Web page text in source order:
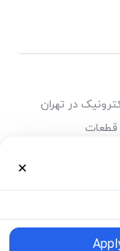
واردات
✕
در تهران
قطعات